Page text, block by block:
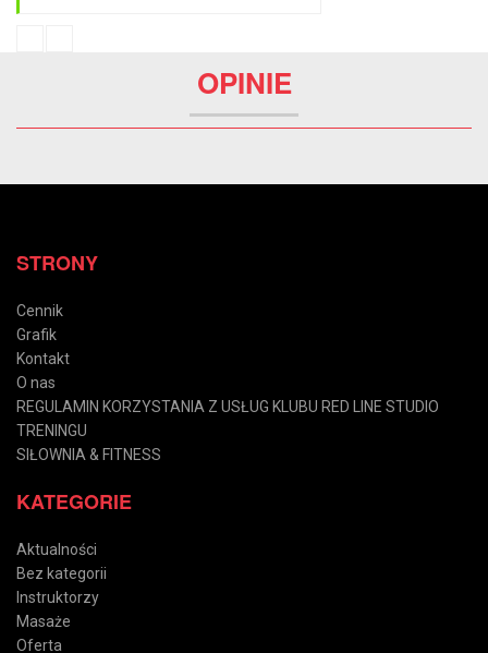
OPINIE
STRONY
Cennik
Grafik
Kontakt
O nas
REGULAMIN KORZYSTANIA Z USŁUG KLUBU RED LINE STUDIO
TRENINGU
SIŁOWNIA & FITNESS
KATEGORIE
Aktualności
Bez kategorii
Instruktorzy
Masaże
Oferta